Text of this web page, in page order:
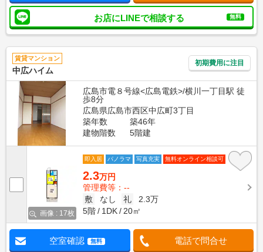
お店にLINEで相談する 無料
賃貸マンション
中広ハイム
初期費用に注目
広島市電８号線<広島電鉄>/横川一丁目駅 徒
歩8分
広島県広島市西区中広町3丁目
築年数
築46年
建物階数
5階建
画像 : 17枚
即入居 パノラマ 写真充実 無料オンライン相談可
2.3万円
管理費等：--
敷
なし 礼
2.3万
5階
1DK 20㎡
空室確認 無料 電話で問合せ